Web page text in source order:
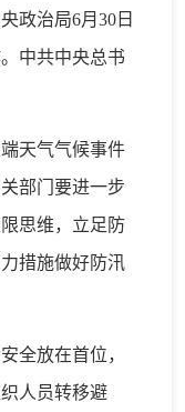
政治局6月30日
中共中央总书
天气气候事件
部门要进一步
思维，立足防
措施做好防汛
全放在首位，
人员转移避